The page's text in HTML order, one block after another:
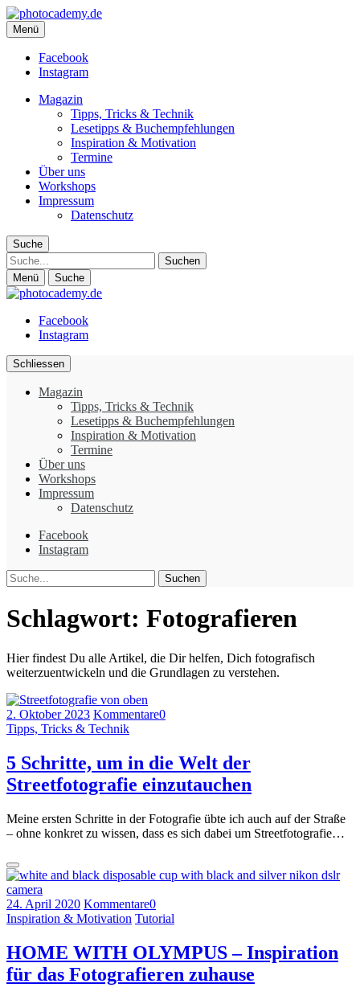
photocademy.de
Fotografie-Magazin für alle, die mehr Inspiration und weniger
Technik wollen
Menü
Facebook
Instagram
Magazin
Tipps, Tricks & Technik
Lesetipps & Buchempfehlungen
Inspiration & Motivation
Termine
Über uns
Workshops
Impressum
Datenschutz
Suche
Suche
Menü Suche
Facebook
Instagram
Schliessen
Magazin
Tipps, Tricks & Technik
Lesetipps & Buchempfehlungen
Inspiration & Motivation
Termine
Über uns
Workshops
Impressum
Datenschutz
Facebook
Instagram
Suche
Schlagwort: Fotografieren
Hier findest Du alle Artikel, die Dir helfen, Dich fotografisch
weiterzuentwickeln und die Grundlagen zu verstehen.
2. Oktober 2023 Kommentare0
Tipps, Tricks & Technik
5 Schritte, um in die Welt der
Streetfotografie einzutauchen
Meine ersten Schritte in der Fotografie übte ich auch auf der Straße
– ohne konkret zu wissen, dass es sich dabei um Streetfotografie…
24. April 2020 Kommentare0
Inspiration & Motivation Tutorial
HOME WITH OLYMPUS – Inspiration
für das Fotografieren zuhause